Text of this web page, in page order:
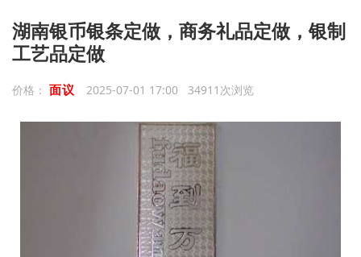
湖南银币银条定做，商务礼品定做，银制
工艺品定做
价格： 面议 2025-07-01 17:00 34911次浏览